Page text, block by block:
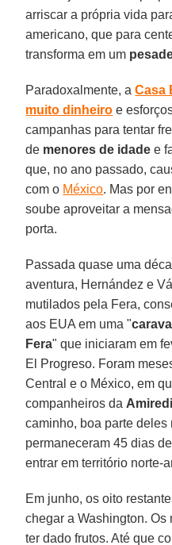
arriscar a própria vida
americano, que para
transforma em um
Paradoxalmente, aCasa
muito dinheiro e
campanhas para tentar
de menores de idade e
que, no ano passado,
com o México. Mas por
soube aproveitar a
porta.
Passada quase uma
aventura, Hernández e
mutilados pela Fera,
aos EUA em uma "
Fera" que iniciaram em
El Progreso. Foram
Central e o México, em
companheiros da
caminho, boa parte deles
permaneceram 45 dias
entrar em território norte-
Em junho, os oito
chegar a Washington.
ter dado frutos. Até que